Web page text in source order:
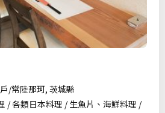
/常陸那珂, 茨城縣
/ 各類日本料理 / 生魚片、海鮮料理 /